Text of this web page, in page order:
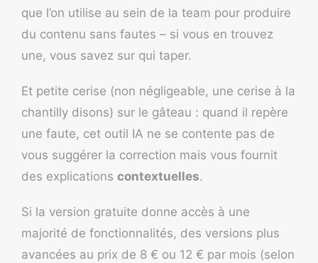
que l’on utilise au sein de la team pour produire
du contenu sans fautes – si vous en trouvez
une, vous savez sur qui taper.
Et petite cerise (non négligeable, une cerise à la
chantilly disons) sur le gâteau : quand il repère
une faute, cet outil IA ne se contente pas de
vous suggérer la correction mais vous fournit
des explications contextuelles.
Si la version gratuite donne accès à une
majorité de fonctionnalités, des versions plus
avancées au prix de 8 € ou 12 € par mois (selon